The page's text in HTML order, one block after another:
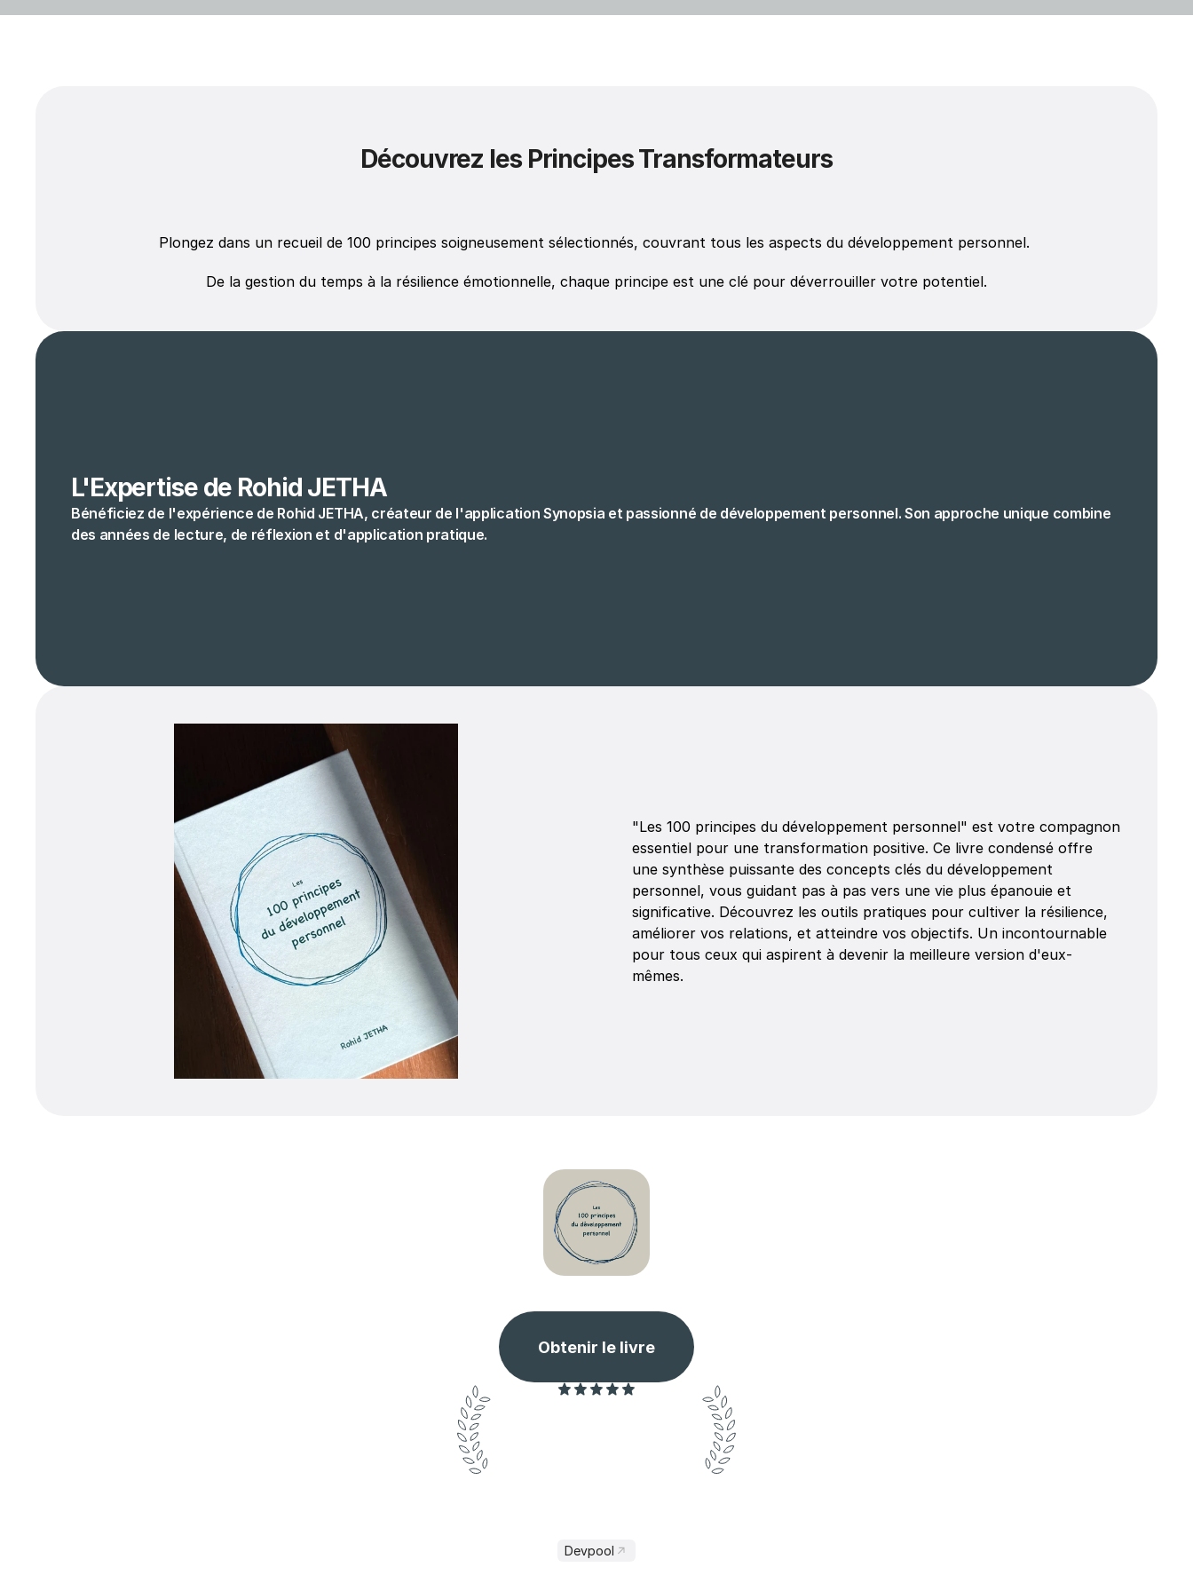
Découvrez les Principes Transformateurs
Plongez dans un recueil de 100 principes soigneusement sélectionnés, couvrant tous les aspects du développement personnel.
De la gestion du temps à la résilience émotionnelle, chaque principe est une clé pour déverrouiller votre potentiel.
L'Expertise de Rohid JETHA
Bénéficiez de l'expérience de Rohid JETHA, créateur de l'application Synopsia et passionné de développement personnel. Son approche unique combine
des années de lecture, de réflexion et d'application pratique.
"Les 100 principes du développement personnel" est votre compagnon
essentiel pour une transformation positive. Ce livre condensé offre
une synthèse puissante des concepts clés du développement
personnel, vous guidant pas à pas vers une vie plus épanouie et
significative. Découvrez les outils pratiques pour cultiver la résilience,
améliorer vos relations, et atteindre vos objectifs. Un incontournable
pour tous ceux qui aspirent à devenir la meilleure version d'eux-
mêmes.
Obtenir le livre
Devpool